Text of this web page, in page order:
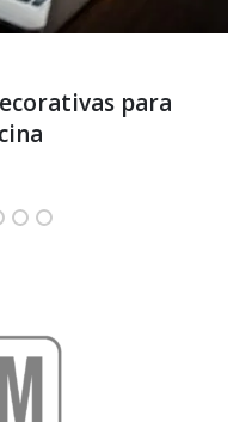
para